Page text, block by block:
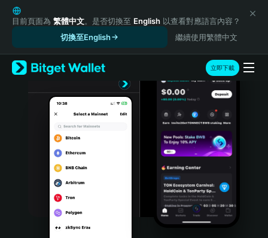
English
日本語
Русский
Español (Latinoamérica)
Türkçe
Português (Portugal)
Bahasa Indonesia
目前頁面為 繁體中文。是否切換至 English 以查看對應語言內容？
切換至English
繼續使用繁體中文
立即下載